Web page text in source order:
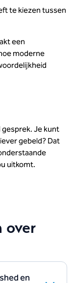
te kiezen tussen
een
moderne
Je kunt
gebeld? Dat
uitkomt.
over
en